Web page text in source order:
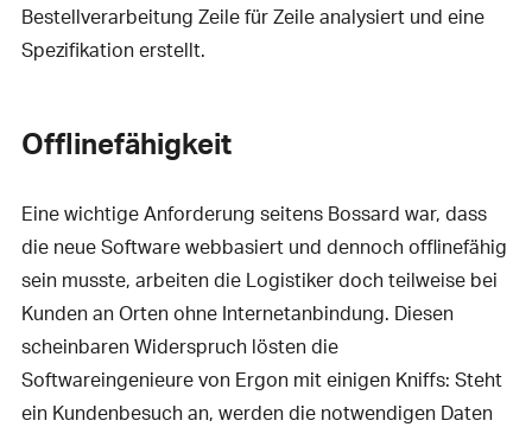
Bestellverarbeitung Zeile für Zeile analysiert und eine
Spezifikation erstellt.
Offlinefähigkeit
Eine wichtige Anforderung seitens Bossard war, dass
die neue Software webbasiert und dennoch offlinefähig
sein musste, arbeiten die Logistiker doch teilweise bei
Kunden an Orten ohne Internetanbindung. Diesen
scheinbaren Widerspruch lösten die
Softwareingenieure von Ergon mit einigen Kniffs: Steht
ein Kundenbesuch an, werden die notwendigen Daten